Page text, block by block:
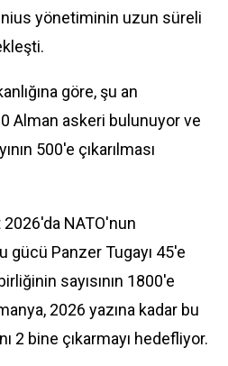
yönetiminin uzun süreli
göre, şu an
Alman askeri bulunuyor ve
500'e çıkarılması
2026'da NATO'nun
gücü Panzer Tugayı 45'e
sayısının 1800'e
2026 yazına kadar bu
2 bine çıkarmayı hedefliyor.